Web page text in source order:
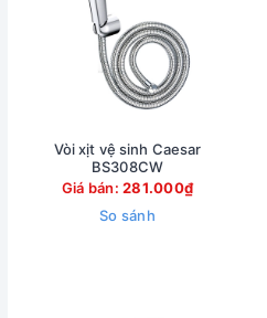
Vòi xịt vệ sinh Caesar
BS308CW
Giá bán:281.000₫
So sánh